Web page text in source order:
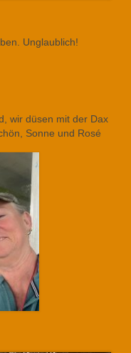
Unglaublich!
wir düsen mit der Dax
Sonne und Rosé